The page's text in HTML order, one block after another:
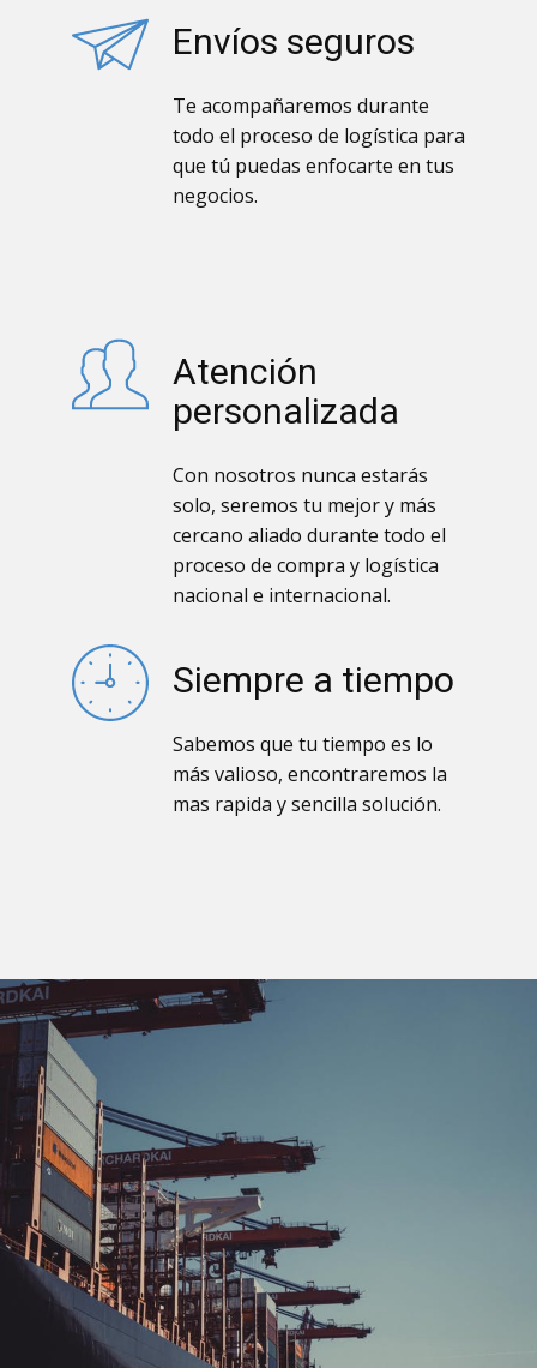
Envíos seguros
Te acompañaremos durante
todo el proceso de logística para
que tú puedas enfocarte en tus
negocios.
Atención
personalizada
Con nosotros nunca estarás
solo, seremos tu mejor y más
cercano aliado durante todo el
proceso de compra y logística
nacional e internacional.
Siempre a tiempo
Sabemos que tu tiempo es lo
más valioso, encontraremos la
mas rapida y sencilla solución.